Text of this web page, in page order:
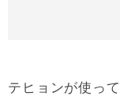
テヒョンが使っ